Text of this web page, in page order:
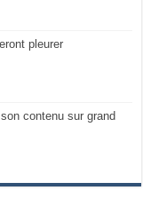
pleurer
contenu sur grand